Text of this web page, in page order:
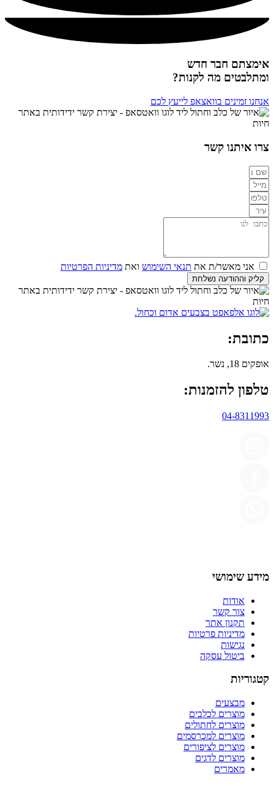
אימצתם חבר חדש
ומתלבטים מה לקנות?
אנחנו זמינים בוואצאפ לייעץ לכם
צרו איתנו קשר
אני מאשר/ת את תנאי השימוש ואת מדיניות הפרטיות
קליק וההודעה נשלחת
כתובת:
אופקים 18, נשר.
טלפון להזמנות:
04-8311993
מידע שימושי
אודות
צור קשר
תקנון אתר
מדיניות פרטיות
נגישות
ביטול עסקה
קטגוריות
מבצעים
מוצרים לכלבים
מוצרים לחתולים
מוצרים למכרסמים
מוצרים לציפורים
מוצרים לדגים
מאמרים